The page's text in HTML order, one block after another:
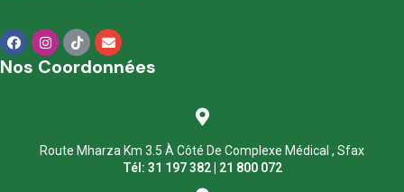
Nos Coordonnées
Route Mharza Km 3.5 À Côté De Complexe Médical , Sfax
Tél: 31 197 382 | 21 800 072